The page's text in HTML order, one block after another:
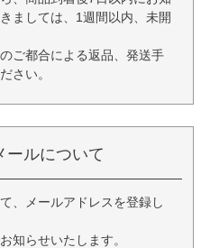
ましては、1週間以内、未開
ご都合による返品、発送手
さい。
ールについて
、メールアドレスを登録し
知らせいたします。